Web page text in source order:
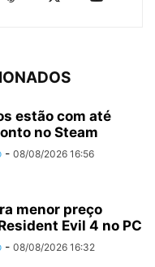
estão com até
no Steam
- 08/08/2026 16:56
menor preço
Evil 4 no PC
- 08/08/2026 16:32